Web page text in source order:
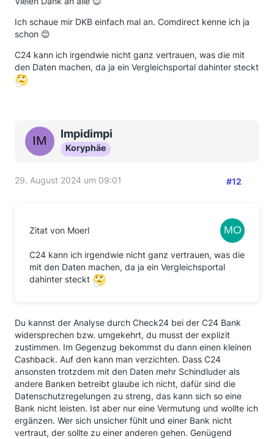
Ich schaue mir DKB einfach mal an. Comdirect kenne ich ja
schon 😊
C24 kann ich irgendwie nicht ganz vertrauen, was die mit
den Daten machen, da ja ein Vergleichsportal dahinter steckt
Impidimpi
Koryphäe
29. August 2024 um 09:01 #12
Zitat von Moerl
C24 kann ich irgendwie nicht ganz vertrauen, was die
mit den Daten machen, da ja ein Vergleichsportal
dahinter steckt
Du kannst der Analyse durch Check24 bei der C24 Bank
widersprechen bzw. umgekehrt, du musst der explizit
zustimmen. Im Gegenzug bekommst du dann einen kleinen
Cashback. Auf den kann man verzichten. Dass C24
ansonsten trotzdem mit den Daten mehr Schindluder als
andere Banken betreibt glaube ich nicht, dafür sind die
Datenschutzregelungen zu streng, das kann sich so eine
Bank nicht leisten. Ist aber nur eine Vermutung und wollte ich
ergänzen. Wer sich unsicher fühlt und einer Bank nicht
vertraut, der sollte zu einer anderen gehen. Genügend